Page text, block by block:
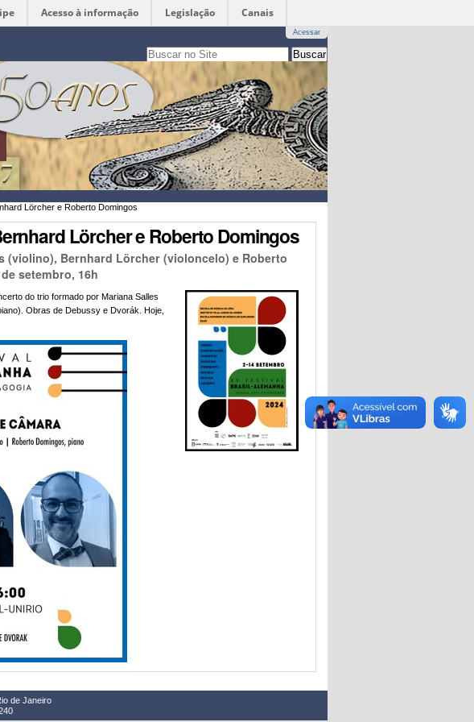
Acesso à informação Legislação Canais
Acessar
Busca
apenas nesta seção
Busca
Avançada…
Lörcher e Roberto Domingos
Lörcher e Roberto Domingos
(violino), Bernhard Lörcher (violoncelo) e Roberto
setembro, 16h
do trio formado por Mariana Salles
Obras de Debussy e Dvorák. Hoje,
de Janeiro